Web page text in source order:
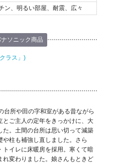
ン、明るい部屋、耐震、広々
ソニック商品
ラス」)
台所や田の字和室がある昔ながら
ご主人の定年をきっかけに、大
。土間の台所は思い切って減築
や柱も補強し直しました。さら
イレに床暖房を採用。寒くて暗
変わりました。娘さんもときど